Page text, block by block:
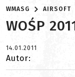
WMASG AIRSOFT
WOŚP
14.01.2011
Autor: